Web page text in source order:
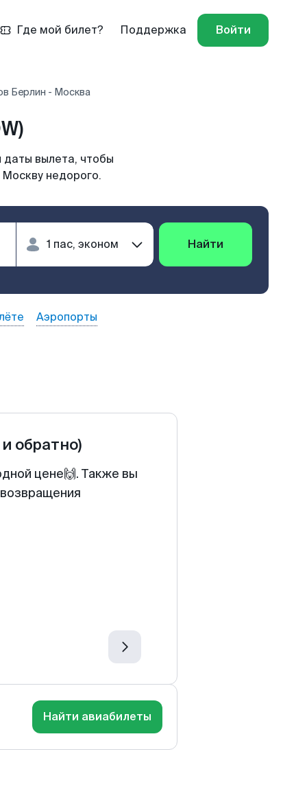
Где мой билет? Поддержка Войти
Берлин - Москва
вылета, чтобы
недорого.
Найти
Аэропорты
обратно)
цене🙌. Также вы
Найти авиабилеты